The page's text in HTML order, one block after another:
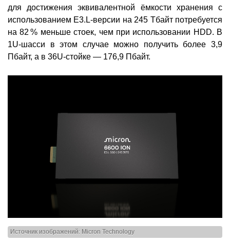
для достижения эквивалентной ёмкости хранения с
использованием E3.L-версии на 245 Тбайт потребуется
на 82 % меньше стоек, чем при использовании HDD. В
1U-шасси в этом случае можно получить более 3,9
Пбайт, а в 36U-стойке — 176,9 Пбайт.
Источник изображений: Micron Technology